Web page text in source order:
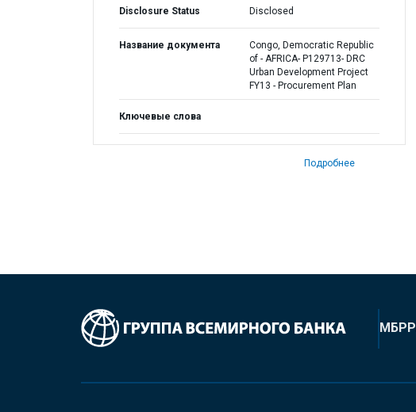
Disclosure Status Disclosed
Название документа
Congo, Democratic Republic
of - AFRICA- P129713- DRC
Urban Development Project
FY13 - Procurement Plan
Ключевые слова
Подробнее
МБРР